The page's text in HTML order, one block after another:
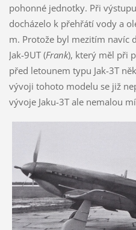
pohonné jednotky. Při
docházelo k přehřátí vody a
m. Protože byl mezitím navíc
Jak-9UT (Frank), který měl při
před letounem typu Jak-3T
vývoji tohoto modelu se již
vývoje Jaku-3T ale nemalou